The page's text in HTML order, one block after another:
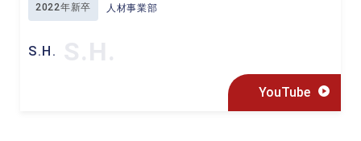
2022年新卒 人材事業部
S.H.
YouTube